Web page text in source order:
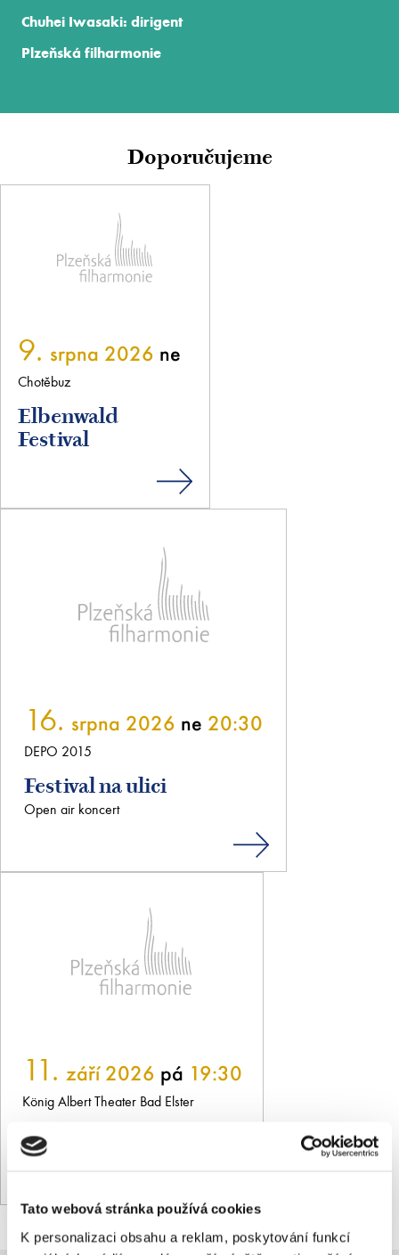
Tato webová stránka používá cookies
K personalizaci obsahu a reklam, poskytování funkcí
Chuhei Iwasaki: dirigent
Plzeňská filharmonie
Doporučujeme
Elbenwald
Festival
9. srpna 2026 ne
Chotěbuz
Festival na ulici
16. srpna 2026 ne 20:30
DEPO 2015
Open air koncert
Bad Elster
11. září 2026 pá 19:30
König Albert Theater Bad Elster